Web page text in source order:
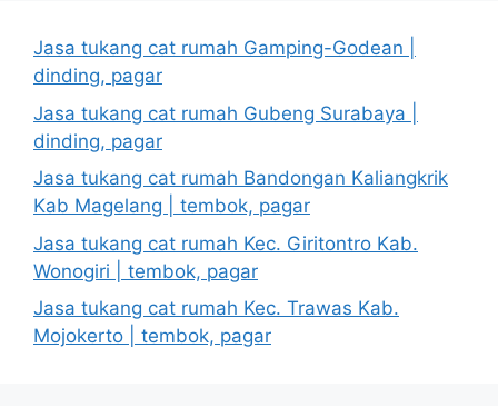
Jasa tukang cat rumah Gamping-Godean |
dinding, pagar
Jasa tukang cat rumah Gubeng Surabaya |
dinding, pagar
Jasa tukang cat rumah Bandongan Kaliangkrik
Kab Magelang | tembok, pagar
Jasa tukang cat rumah Kec. Giritontro Kab.
Wonogiri | tembok, pagar
Jasa tukang cat rumah Kec. Trawas Kab.
Mojokerto | tembok, pagar